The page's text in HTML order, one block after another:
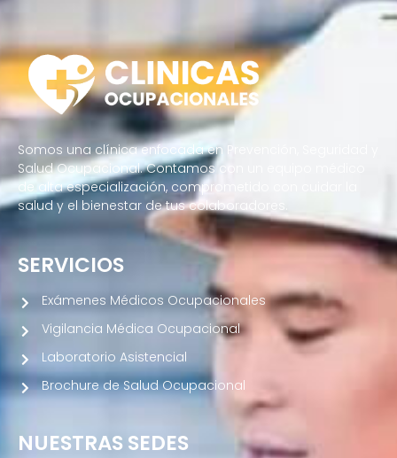
Somos una clínica enfocada en Prevención, Seguridad y
Salud Ocupacional. Contamos con un equipo médico
de alta especialización, comprometido con cuidar la
salud y el bienestar de tus colaboradores.
NUESTRAS SEDES
SERVICIOS
Exámenes Médicos Ocupacionales
Vigilancia Médica Ocupacional
Laboratorio Asistencial
Brochure de Salud Ocupacional